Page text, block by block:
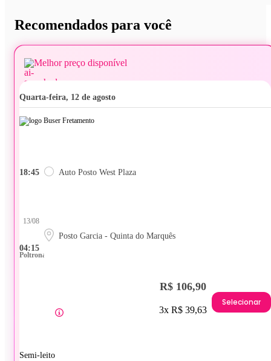
Recomendados para você
Melhor preço disponível
quarta-feira, 12 de agosto
18:45 Auto Posto West Plaza
04:15
13/08
Posto Garcia - Quinta do Marquês
Poltrona
Semi-leito
R$ 106,90
3x R$ 39,63
Selecionar